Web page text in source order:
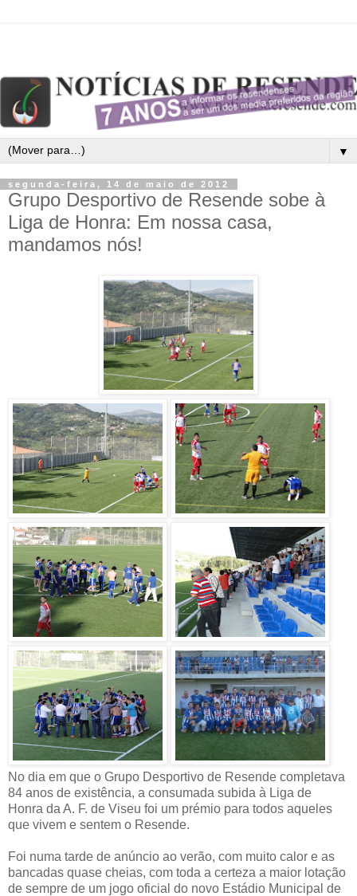
▼
segunda-feira, 14 de maio de 2012
Grupo Desportivo de Resende sobe à
Liga de Honra: Em nossa casa,
mandamos nós!
No dia em que o Grupo Desportivo de Resende completava
84 anos de existência, a consumada subida à Liga de
Honra da A. F. de Viseu foi um prémio para todos aqueles
que vivem e sentem o Resende.
Foi numa tarde de anúncio ao verão, com muito calor e as
bancadas quase cheias, com toda a certeza a maior lotação
de sempre de um jogo oficial do novo Estádio Municipal de